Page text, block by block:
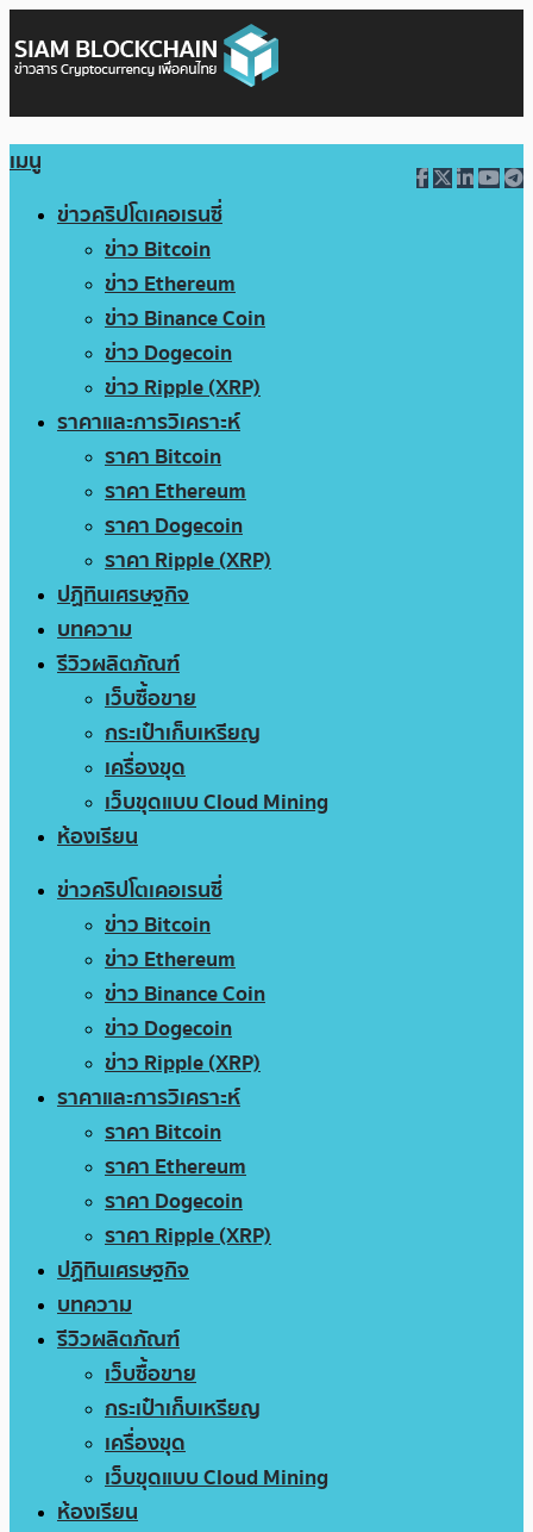
เมนู
ข่าวคริปโตเคอเรนซี่
ข่าว Bitcoin
ข่าว Ethereum
ข่าว Binance Coin
ข่าว Dogecoin
ข่าว Ripple (XRP)
ราคาและการวิเคราะห์
ราคา Bitcoin
ราคา Ethereum
ราคา Dogecoin
ราคา Ripple (XRP)
ปฏิทินเศรษฐกิจ
บทความ
รีวิวผลิตภัณฑ์
เว็บซื้อขาย
กระเป๋าเก็บเหรียญ
เครื่องขุด
เว็บขุดแบบ Cloud Mining
ห้องเรียน
ข่าวคริปโตเคอเรนซี่
ข่าว Bitcoin
ข่าว Ethereum
ข่าว Binance Coin
ข่าว Dogecoin
ข่าว Ripple (XRP)
ราคาและการวิเคราะห์
ราคา Bitcoin
ราคา Ethereum
ราคา Dogecoin
ราคา Ripple (XRP)
ปฏิทินเศรษฐกิจ
บทความ
รีวิวผลิตภัณฑ์
เว็บซื้อขาย
กระเป๋าเก็บเหรียญ
เครื่องขุด
เว็บขุดแบบ Cloud Mining
ห้องเรียน